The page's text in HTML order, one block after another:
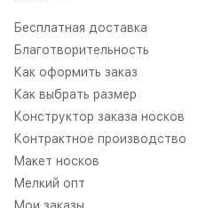
Бесплатная доставка
Благотворительность
Как оформить заказ
Как выбрать размер
Конструктор заказа носков
Контрактное производство
Макет носков
Мелкий опт
Мои заказы